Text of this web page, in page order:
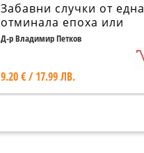
Забавни случки от една
отминала епоха или
как... се играе съветски
Д-р Владимир Петков
9.20 € / 17.99 ЛВ.